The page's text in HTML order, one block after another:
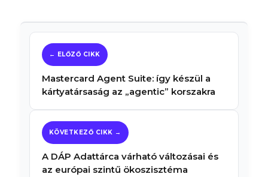
Mastercard Agent Suite: így készül a
kártyatársaság az „agentic” korszakra
A DÁP Adattárca várható változásai és
az európai szintű ökoszisztéma